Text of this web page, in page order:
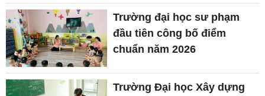
Trường đại học sư phạm
đầu tiên công bố điểm
chuẩn năm 2026
Trường Đại học Xây dựng